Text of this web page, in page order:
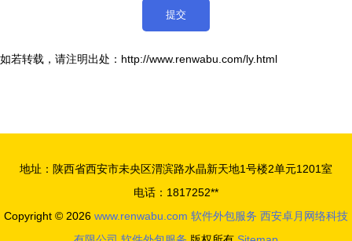
如若转载，请注明出处：http://www.renwabu.com/ly.html
地址：陕西省西安市未央区渭滨路水晶新天地1号楼2单元1201室
电话：1817252**
Copyright © 2026 www.renwabu.com 软件外包服务 西安卓月网络科技